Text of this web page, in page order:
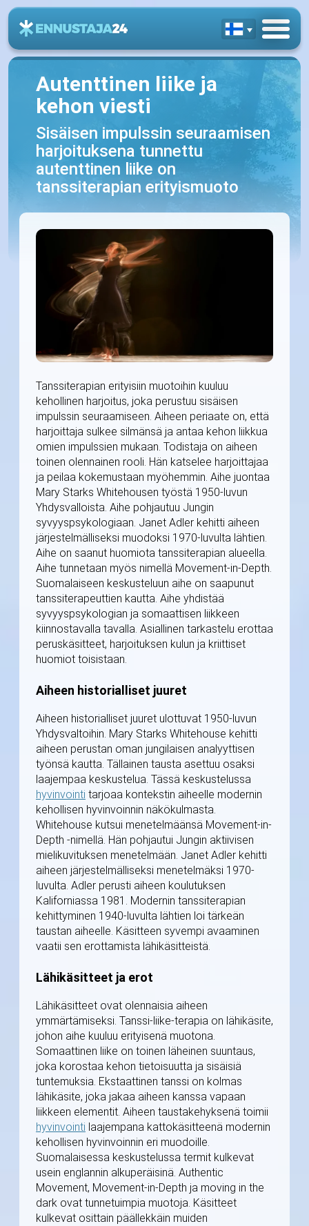
Autenttinen liike ja
kehon viesti
Sisäisen impulssin seuraamisen
harjoituksena tunnettu
autenttinen liike on
tanssiterapian erityismuoto
Tanssiterapian erityisiin muotoihin kuuluu
kehollinen harjoitus, joka perustuu sisäisen
impulssin seuraamiseen. Aiheen periaate on, että
harjoittaja sulkee silmänsä ja antaa kehon liikkua
omien impulssien mukaan. Todistaja on aiheen
toinen olennainen rooli. Hän katselee harjoittajaa
ja peilaa kokemustaan myöhemmin. Aihe juontaa
Mary Starks Whitehousen työstä 1950-luvun
Yhdysvalloista. Aihe pohjautuu Jungin
syvyyspsykologiaan. Janet Adler kehitti aiheen
järjestelmälliseksi muodoksi 1970-luvulta lähtien.
Aihe on saanut huomiota tanssiterapian alueella.
Aihe tunnetaan myös nimellä Movement-in-Depth.
Suomalaiseen keskusteluun aihe on saapunut
tanssiterapeuttien kautta. Aihe yhdistää
syvyyspsykologian ja somaattisen liikkeen
kiinnostavalla tavalla. Asiallinen tarkastelu erottaa
peruskäsitteet, harjoituksen kulun ja kriittiset
huomiot toisistaan.
Aiheen historialliset juuret
Aiheen historialliset juuret ulottuvat 1950-luvun
Yhdysvaltoihin. Mary Starks Whitehouse kehitti
aiheen perustan oman jungilaisen analyyttisen
työnsä kautta. Tällainen tausta asettuu osaksi
laajempaa keskustelua. Tässä keskustelussa
hyvinvointi tarjoaa kontekstin aiheelle modernin
kehollisen hyvinvoinnin näkökulmasta.
Whitehouse kutsui menetelmäänsä Movement-in-
Depth -nimellä. Hän pohjautui Jungin aktiivisen
mielikuvituksen menetelmään. Janet Adler kehitti
aiheen järjestelmälliseksi menetelmäksi 1970-
luvulta. Adler perusti aiheen koulutuksen
Kaliforniassa 1981. Modernin tanssiterapian
kehittyminen 1940-luvulta lähtien loi tärkeän
taustan aiheelle. Käsitteen syvempi avaaminen
vaatii sen erottamista lähikäsitteistä.
Lähikäsitteet ja erot
Lähikäsitteet ovat olennaisia aiheen
ymmärtämiseksi. Tanssi-liike-terapia on lähikäsite,
johon aihe kuuluu erityisenä muotona.
Somaattinen liike on toinen läheinen suuntaus,
joka korostaa kehon tietoisuutta ja sisäisiä
tuntemuksia. Ekstaattinen tanssi on kolmas
lähikäsite, joka jakaa aiheen kanssa vapaan
liikkeen elementit. Aiheen taustakehyksenä toimii
hyvinvointi laajempana kattokäsitteenä modernin
kehollisen hyvinvoinnin eri muodoille.
Suomalaisessa keskustelussa termit kulkevat
usein englannin alkuperäisinä. Authentic
Movement, Movement-in-Depth ja moving in the
dark ovat tunnetuimpia muotoja. Käsitteet
kulkevat osittain päällekkäin muiden